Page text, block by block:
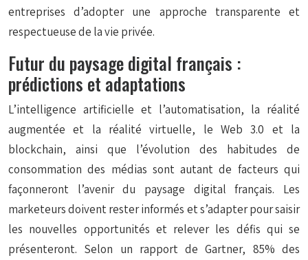
entreprises d’adopter une approche transparente et
respectueuse de la vie privée.
Futur du paysage digital français :
prédictions et adaptations
L’intelligence artificielle et l’automatisation, la réalité
augmentée et la réalité virtuelle, le Web 3.0 et la
blockchain, ainsi que l’évolution des habitudes de
consommation des médias sont autant de facteurs qui
façonneront l’avenir du paysage digital français. Les
marketeurs doivent rester informés et s’adapter pour saisir
les nouvelles opportunités et relever les défis qui se
présenteront. Selon un rapport de Gartner, 85% des